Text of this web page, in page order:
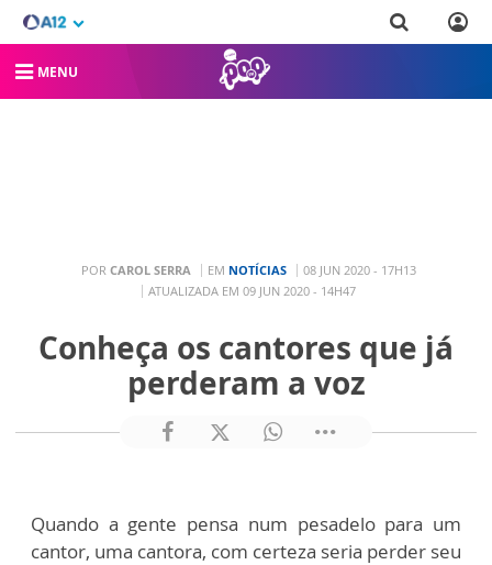
MENU
POR CAROL SERRA EM NOTÍCIAS
08 JUN 2020 - 17H13
ATUALIZADA EM 09 JUN 2020 - 14H47
Conheça os cantores que já
perderam a voz
Quando a gente pensa num pesadelo para um
cantor, uma cantora, com certeza seria perder seu